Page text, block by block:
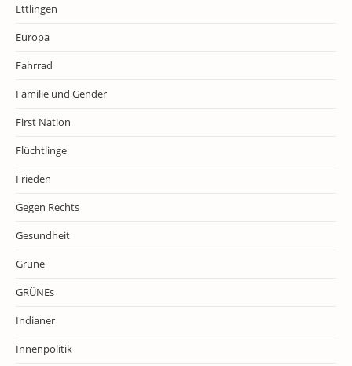
Ettlingen
Europa
Fahrrad
Familie und Gender
First Nation
Flüchtlinge
Frieden
Gegen Rechts
Gesundheit
Grüne
GRÜNEs
Indianer
Innenpolitik